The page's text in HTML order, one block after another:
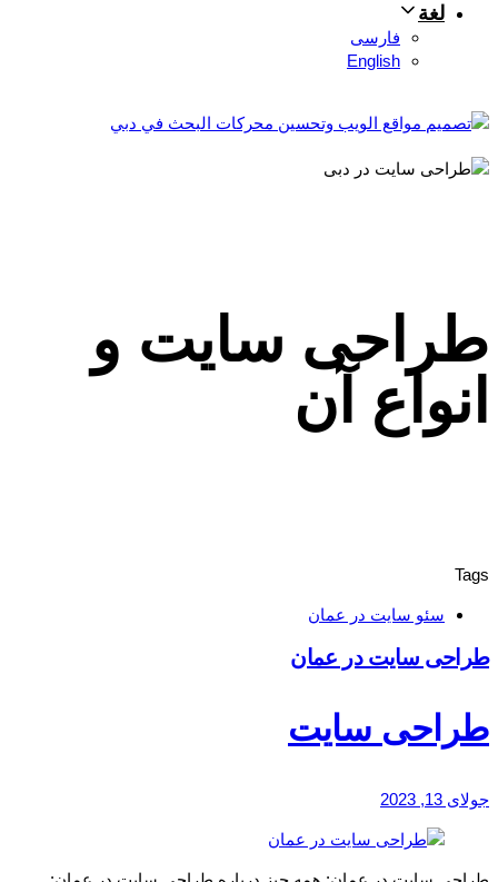
لغة
فارسی
English
طراحی سایت و
انواع آن
Tags
سئو سایت در عمان
طراحی سایت در عمان
طراحی سایت
جولای 13, 2023